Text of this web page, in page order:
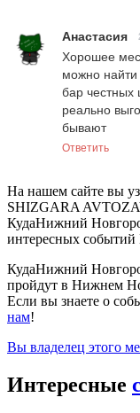
Анастасия
Хорошее
можно найти
бар честных
реально
бывают
Ответить
На нашем сайте вы
SHIZGARA
КудаНижний
интересных
КудаНижний
пройдут в Нижнем
Если вы знаете о
нам!
Вы владелец этого
Интересные